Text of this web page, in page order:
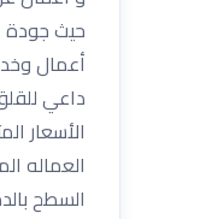
حيث جودة
أعمال
داعي
الأسعار
العماله
السطح